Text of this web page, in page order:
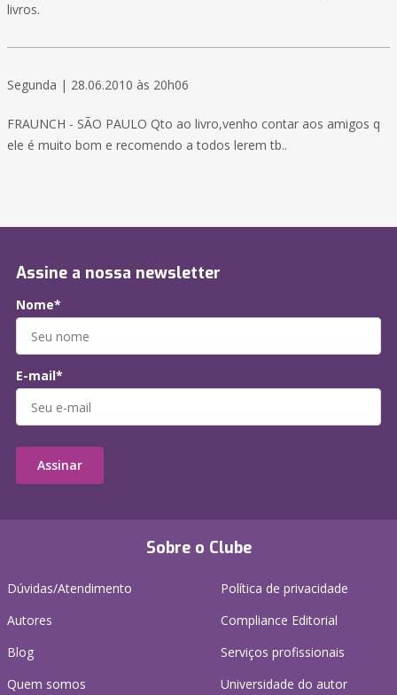
livros.
Segunda | 28.06.2010 às 20h06
FRAUNCH - SÃO PAULO Qto ao livro,venho contar aos amigos q
ele é muito bom e recomendo a todos lerem tb..
Sobre o Clube
Dúvidas/Atendimento
Autores
Blog
Quem somos
Política de privacidade
Compliance Editorial
Serviços profissionais
Universidade do autor
Assine a nossa newsletter
Nome*
E-mail*
Assinar